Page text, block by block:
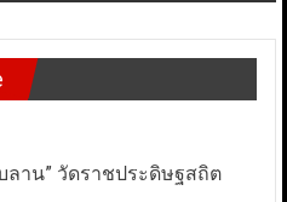
ลาน” วัดราชประดิษฐสถิต